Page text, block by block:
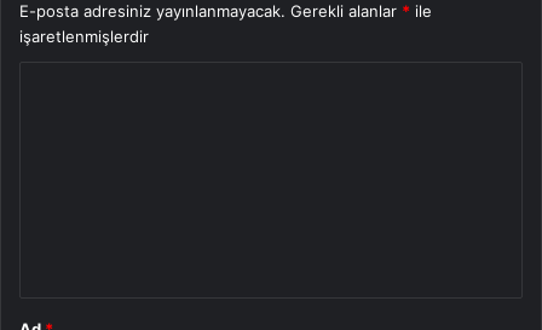
E-posta adresiniz yayınlanmayacak. Gerekli alanlar * ile
işaretlenmişlerdir